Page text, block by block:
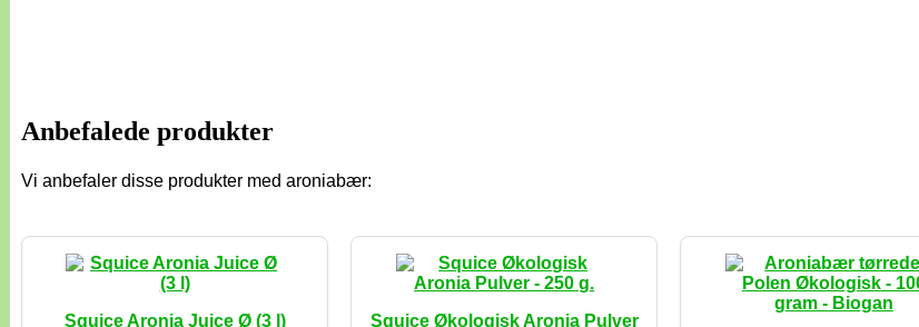
Anbefalede produkter
Vi anbefaler disse produkter med aroniabær:
Squice Aronia Juice Ø (3 l)
Squice Økologisk Aronia Pulver